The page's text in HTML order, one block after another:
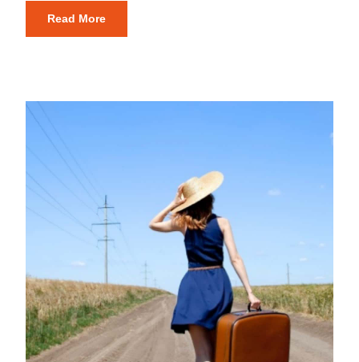
Read More